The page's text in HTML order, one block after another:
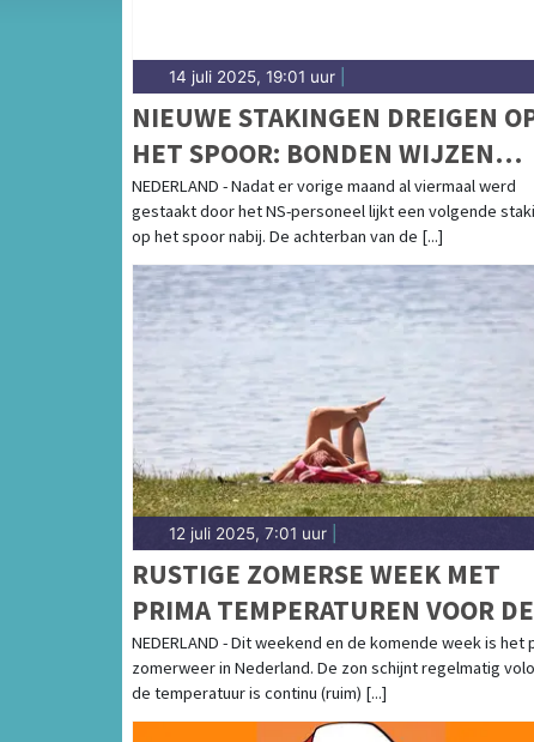
14 juli 2025, 19:01 uur
NIEUWE STAKINGEN DREIGEN
HET SPOOR: BONDEN WIJZEN
EINDAANBOD NS AF
NEDERLAND - Nadat er vorige maand al viermaal werd
gestaakt door het NS-personeel lijkt een volgende
op het spoor nabij. De achterban van de [...]
12 juli 2025, 7:01 uur
RUSTIGE ZOMERSE WEEK MET
PRIMA TEMPERATUREN VOOR DE
BOEG
NEDERLAND - Dit weekend en de komende week is het
zomerweer in Nederland. De zon schijnt regelmatig
de temperatuur is continu (ruim) [...]